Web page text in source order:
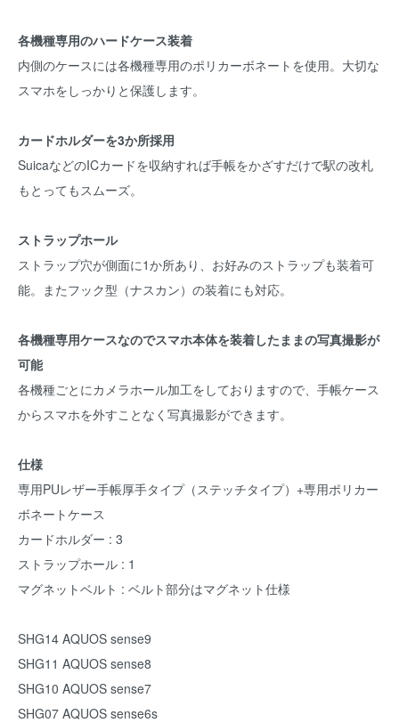
各機種専用のハードケース装着
内側のケースには各機種専用のポリカーボネートを使用。大切な
スマホをしっかりと保護します。
カードホルダーを3か所採用
SuicaなどのICカードを収納すれば手帳をかざすだけで駅の改札
もとってもスムーズ。
ストラップホール
ストラップ穴が側面に1か所あり、お好みのストラップも装着可
能。またフック型（ナスカン）の装着にも対応。
各機種専用ケースなのでスマホ本体を装着したままの写真撮影が
可能
各機種ごとにカメラホール加工をしておりますので、手帳ケース
からスマホを外すことなく写真撮影ができます。
仕様
専用PUレザー手帳厚手タイプ（ステッチタイプ）+専用ポリカー
ボネートケース
カードホルダー : 3
ストラップホール : 1
マグネットベルト : ベルト部分はマグネット仕様
SHG14 AQUOS sense9
SHG11 AQUOS sense8
SHG10 AQUOS sense7
SHG07 AQUOS sense6s